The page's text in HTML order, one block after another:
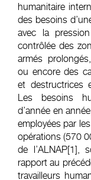
humanitaire
des besoins
avec la
contrôlée des
armés
ou encore des
et destructrices
Les besoins
d’année en
employées par
opérations (570
de l’ALNAP[1],
rapport au
travailleurs